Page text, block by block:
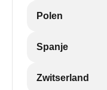
Polen
Spanje
Zwitserland